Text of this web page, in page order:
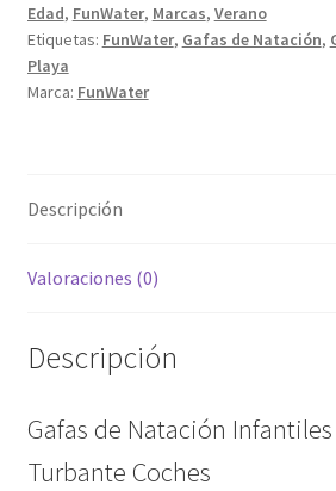
Edad, FunWater, Marcas, Verano
Etiquetas: FunWater, Gafas de Natación,
Playa
Marca: FunWater
Descripción
Valoraciones (0)
Descripción
Gafas de Natación
Turbante Coches